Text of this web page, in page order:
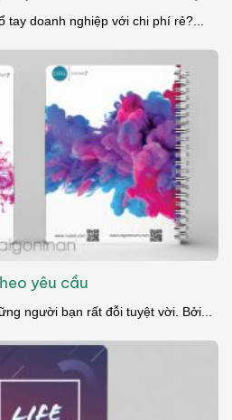
tay doanh nghiệp với chi phí rẻ?...
yêu cầu
người bạn rất đỗi tuyệt vời. Bởi...